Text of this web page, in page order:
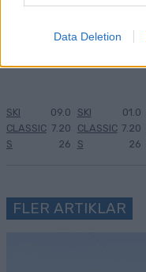
Data Deletion
SKI
CLASSIC
S
09.0
7.20
26
igt
team
SKI
CLASSIC
S
01.0
7.20
26
FLER ARTIKLAR